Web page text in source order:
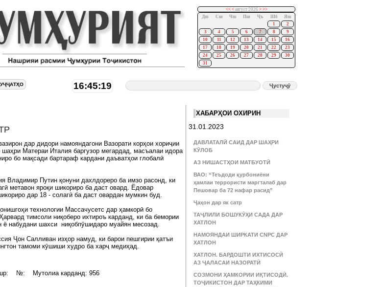
<< <август 2026 > >>
Дш
Сш Чш Пш Ҷъ Шб
Яш
1
2
3
4 5 6 7 8
9
10
11 12 13 14 15
16
17
18 19 20 21 22
23
24
25 26 27 28 29
30
31
16:45:20
дар дидори намояндагони Вазорати корҳои хориҷии
шаҳри Матераи Италия баргузор мегардад, масъалаи идора
бо мақсади бартараф кардани даъватҳои глобалӣ
Владимир Путин қонуни дахлдореро ба имзо расонд, ки
метавон яроқи шикориро ба даст овард. Ёдовар
дар 18 - солагӣ ба даст овардан мумкин буд.
технологии Массачусетс дар ҳамкорӣ бо
тимсоли ниқоберо ихтироъ карданд, ки ба бемории
ё набудани шахси ниқобпӯшидаро муайян месозад.
Ҷон Салливан изҳор намуд, ки барои пешгирии қатъи
тамоми кӯшиши худро ба харҷ медиҳад.
№: Мутолиа карданд: 956
ХАБАРҲОИ ОХИРИН
31.01.2023
ДАВЛАТАЛӢ САИД ДАР ШАҲРИ
КӮЛОБ
АЗ НИШАСТҲОИ МАТБУОТӢ
ВАО: “Теъдоди қурбониёни
ҳамлаи террористи маргталаб дар
Пешовар ба 72 нафар расид”
Ҷаҳон дар як сатр
ТАҶЛИЛИ БОШУКӮҲИ САДА ДАР
ХАТЛОН
НАМОЯНДАИ ШИРКАТИ CNPC ДАР
ХАТЛОН
ХАТЛОН. БАРДОШТИ ИХТИСОСӢ
АЗ ҶАЛАСАИ НАЗОРАТӢ
СОЗМОНИ ҲАМКОРИИ ИҚТИСОДӢ.
ТОҶИКИСТОН ДАР ТАҲКИМИ